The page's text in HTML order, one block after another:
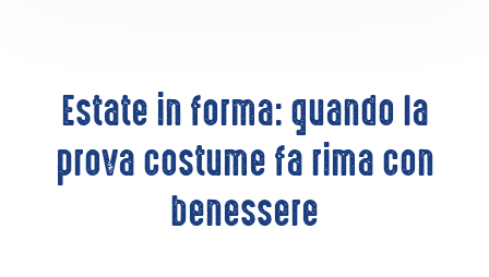
Estate in forma: quando la
prova costume fa rima con
benessere